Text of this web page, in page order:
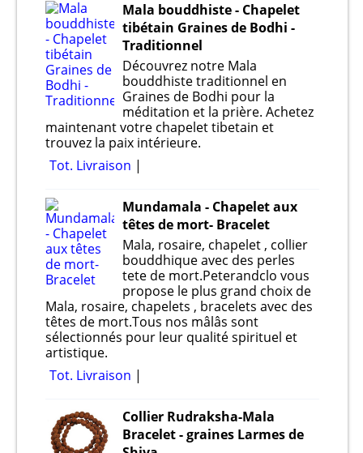
Mala bouddhiste - Chapelet
tibétain Graines de Bodhi -
Traditionnel
Découvrez notre Mala
bouddhiste traditionnel en
Graines de Bodhi pour la
méditation et la prière. Achetez
maintenant votre chapelet tibetain et
trouvez la paix intérieure.
Tot. Livraison
Mundamala - Chapelet aux
têtes de mort- Bracelet
Mala, rosaire, chapelet , collier
bouddhique avec des perles
tete de mort.Peterandclo vous
propose le plus grand choix de
Mala, rosaire, chapelets , bracelets avec des
têtes de mort.Tous nos mâlâs sont
sélectionnés pour leur qualité spirituel et
artistique.
Tot. Livraison
Collier Rudraksha-Mala
Bracelet - graines Larmes de